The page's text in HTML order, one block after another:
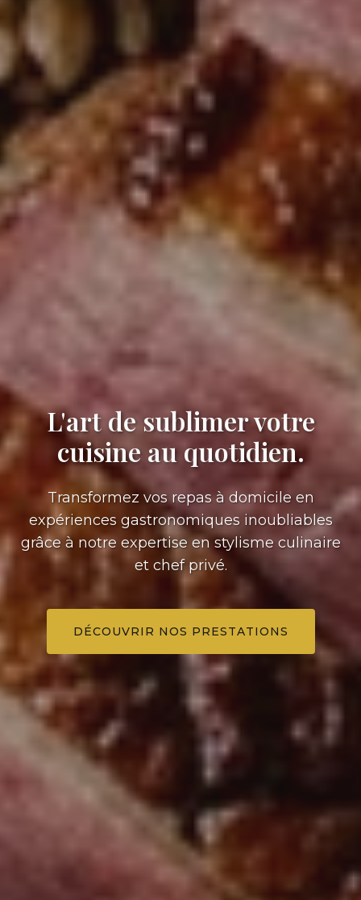
L'art de sublimer votre
cuisine au quotidien.
Transformez vos repas à domicile en
expériences gastronomiques inoubliables
grâce à notre expertise en stylisme culinaire
et chef privé.
DÉCOUVRIR NOS PRESTATIONS